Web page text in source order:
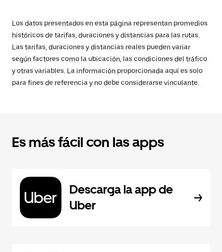
Los datos presentados en esta página representan promedios
históricos de tarifas, duraciones y distancias para las rutas.
Las tarifas, duraciones y distancias reales pueden variar
según factores como la ubicación, las condiciones del tráfico
y otras variables. La información proporcionada aquí es solo
para fines de referencia y no debe considerarse vinculante.
Es más fácil con las apps
Descarga la app de
Uber